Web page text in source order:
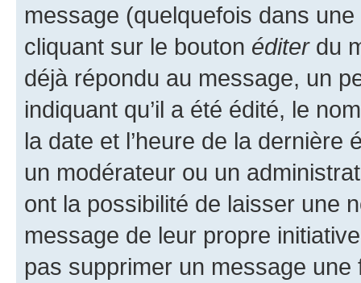
message (quelquefois dans
cliquant sur le bouton éditerdu
déjà répondu au message, un
indiquant qu’il a été édité, le
la date et l’heure de la dernière
un modérateur ou un
ont la possibilité de laisser une
message de leur propre
pas supprimer un message une